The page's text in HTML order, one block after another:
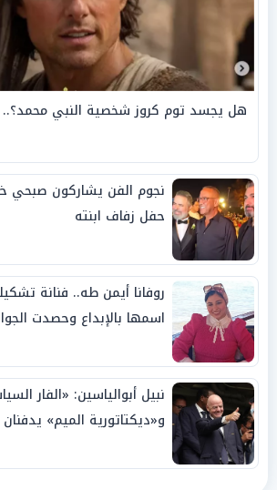
هل يجسد توم كروز شخصية النبي محمد؟..
نجوم الفن يشاركون صبحي
حفل زفاف ابنته
روفانا أيمن طه.. فنانة
اسمها بالإبداع وحصدت
نبيل أبوالياسين: «الفار
و«ديكتاتورية الميم»